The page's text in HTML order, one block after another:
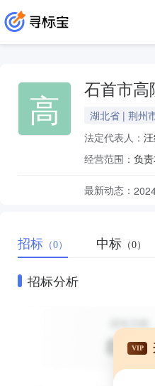
高 石首市高
湖北省 | 荆州
法定代表人：
经营范围：
最新动态：
招标 （0） 中标 （0）
招标分析
VIP